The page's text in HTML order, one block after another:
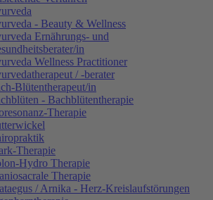
- Beauty & Wellness
Ernährungs- und
in
Wellness Practitioner
/ -berater
Blütentherapeut/in
- Bachblütentherapie
Therapie
Therapie
Hydro Therapie
Therapie
/ Arnika - Herz-Kreislaufstörungen